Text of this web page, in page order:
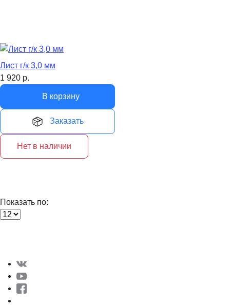
Лист г/к 3,0 мм
1 920 р.
В корзину
Заказать
Нет в наличии
Показать по: